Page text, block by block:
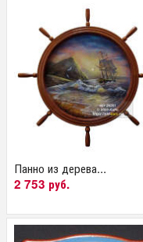
Панно из дерева...
2 753 руб.